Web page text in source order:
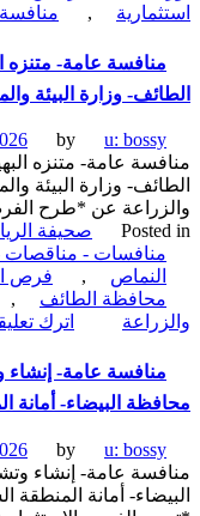
, منافسة عامة
عامة- متنزه
وزارة البيئة والمياه
07/2026 by
u:
عامة- متنزه البهيتة
وزارة البيئة والمياه
عن *طرح الفرص
صحيفة الرياض
- مناقصات -
, فرص
الطائف
,
اترك تعليقاon
عامة- إنشاء
البيضاء- أمانة
07/2026 by
u:
عامة- إنشاء وتشغيل
أمانة المنطقة